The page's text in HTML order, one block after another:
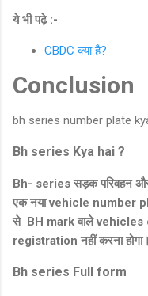
ये भी पढ़े :-
CBDC क्या है?
Conclusion
bh series number plate
Bh series Kya hai ?
Bh- series सड़क परिवहन और
एक नया vehicle number
से BH mark वाले vehicles
registration नहीं करना होगा।
Bh series Full form